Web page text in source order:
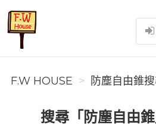
F.W House
F.W HOUSE 防塵自由錐
搜尋「防塵自由